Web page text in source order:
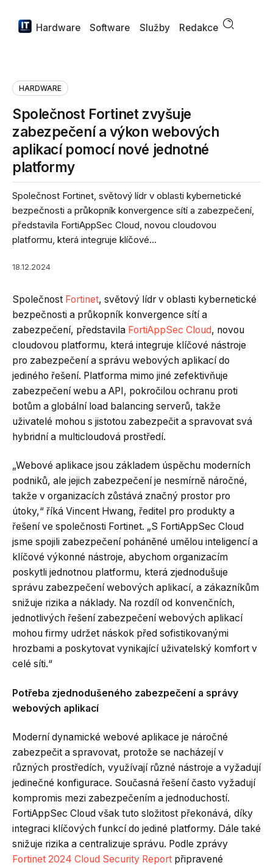
Hardware Software Služby Redakce
HARDWARE
Společnost Fortinet zvyšuje
zabezpečení a výkon webových
aplikací pomocí nové jednotné
platformy
Společnost Fortinet, světový lídr v oblasti kybernetické
bezpečnosti a průkopník konvergence sítí a zabezpečení,
představila FortiAppSec Cloud, novou cloudovou
platformu, která integruje klíčové...
18.12.2024
Společnost Fortinet, světový lídr v oblasti kybernetické
bezpečnosti a průkopník konvergence sítí a
zabezpečení, představila FortiAppSec Cloud, novou
cloudovou platformu, která integruje klíčové nástroje
pro zabezpečení a správu webových aplikací do
jediného řešení. Platforma mimo jiné zefektivňuje
zabezpečení webu a API, pokročilou ochranu proti
botům a globální load balancing serverů, takže
uživatelé mohou s jistotou zabezpečit a spravovat svá
hybridní a multicloudová prostředí.
„Webové aplikace jsou základem úspěchu moderních
podniků, ale jejich zabezpečení je nesmírně náročné,
takže v organizacích zůstává značný prostor pro
útoky,“ říká Vincent Hwang, ředitel pro produkty a
řešení ve společnosti Fortinet. „S FortiAppSec Cloud
jsme spojili zabezpečení poháněné umělou inteligencí a
klíčové výkonné nástroje, abychom organizacím
poskytli jednotnou platformu, která zjednodušuje
správu zabezpečení webových aplikací, a zákazníkům
snižuje rizika a náklady. Na rozdíl od konvenčních,
jednotlivých řešení zabezpečení webových aplikací
mohou firmy udržet náskok před sofistikovanými
hrozbami a poskytovat vynikající uživatelský komfort v
celé síti.“
Potřeba zjednodušeného zabezpečení a správy
webových aplikací
Moderní dynamické webové aplikace je náročné
zabezpečit a spravovat, protože se nacházejí v
různých prostředích, využívají různé nástroje a vyžadují
jedinečné konfigurace. Současná řešení často vyžadují
kompromis mezi zabezpečením a jednoduchostí.
FortiAppSec Cloud však tuto složitost překonává, díky
integraci klíčových funkcí do jediné platformy. Dále také
snižuje rizika a centralizuje správu. Podle zprávy
Fortinet 2024 Cloud Security Report připravené